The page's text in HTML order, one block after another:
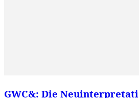
GWC&: Die